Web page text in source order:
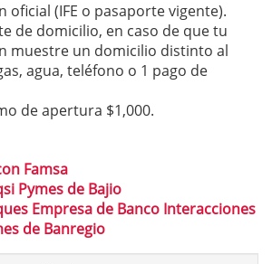
oficial (IFE o pasaporte vigente).
de domicilio, en caso de que tu
muestre un domicilio distinto al
agua, teléfono o 1 pago de
de apertura $1,000.
Famsa
Pymes de Bajio
Empresa de Banco Interacciones
de Banregio